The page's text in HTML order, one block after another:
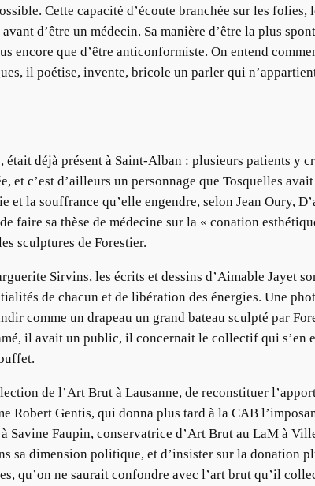
Cette capacité d’écoute branchée sur les folies,
d’être un médecin. Sa manière d’être la plus
encore que d’être anticonformiste. On entend
il poétise, invente, bricole un parler qui
était déjà présent à Saint-Alban : plusieurs patients y
et c’est d’ailleurs un personnage que Tosquelles
et la souffrance qu’elle engendre, selon Jean Oury,
faire sa thèse de médecine sur la « conation
sculptures de Forestier.
Sirvins, les écrits et dessins d’Aimable Jayet
de chacun et de libération des énergies. Une
comme un drapeau un grand bateau sculpté par
il avait un public, il concernait le collectif qui s’en
de l’Art Brut à Lausanne, de reconstituer
Robert Gentis, qui donna plus tard à la CAB
Savine Faupin, conservatrice d’Art Brut au LaM à
sa dimension politique, et d’insister sur la donation
qu’on ne saurait confondre avec l’art brut qu’il